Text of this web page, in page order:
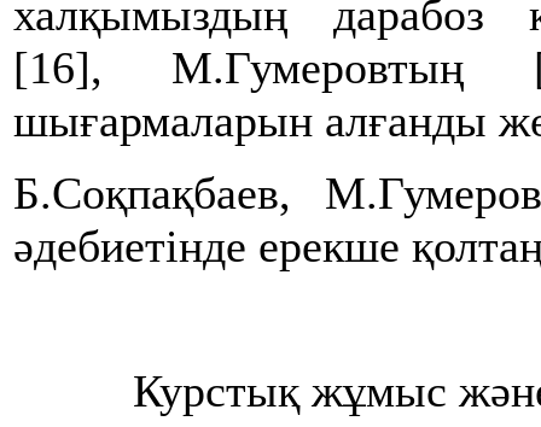
халқымыздың дарабоз
[16], М.Гумеровтың
шығармаларын алғанды
Б.Соқпақбаев,
әдебиетінде ерекше
Курстық жұмыс